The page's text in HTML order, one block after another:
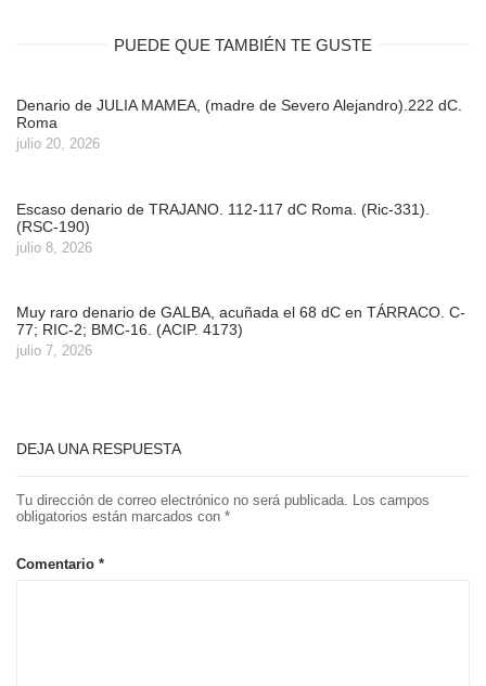
PUEDE QUE TAMBIÉN TE GUSTE
Denario de JULIA MAMEA, (madre de Severo Alejandro).222 dC.
Roma
julio 20, 2026
Escaso denario de TRAJANO. 112-117 dC Roma. (Ric-331).
(RSC-190)
julio 8, 2026
Muy raro denario de GALBA, acuñada el 68 dC en TÁRRACO. C-
77; RIC-2; BMC-16. (ACIP. 4173)
julio 7, 2026
DEJA UNA RESPUESTA
Tu dirección de correo electrónico no será publicada. Los campos
obligatorios están marcados con *
Comentario *